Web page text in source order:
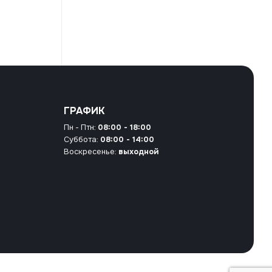
ГРАФИК
Пн - Птн: 08:00 - 18:00
Суббота: 08:00 - 14:00
Воскресенье: выходной